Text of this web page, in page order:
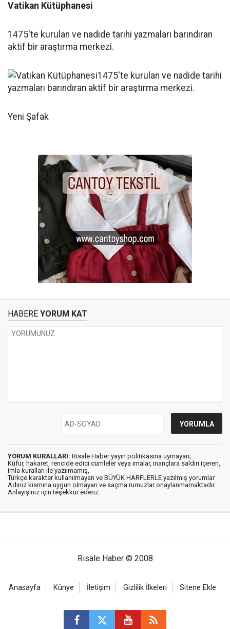
Vatikan Kütüphanesi
1475'te kurulan ve nadide tarihi yazmaları barındıran
aktif bir araştırma merkezi.
Yeni Şafak
HABERE YORUM KAT
YORUM KURALLARI: Risale Haber yayın politikasına uymayan;
Küfür, hakaret, rencide edici cümleler veya imalar, inançlara saldırı içeren,
imla kuralları ile yazılmamış,
Türkçe karakter kullanılmayan ve BÜYÜK HARFLERLE yazılmış yorumlar
Adınız kısmına uygun olmayan ve saçma rumuzlar onaylanmamaktadır.
Anlayışınız için teşekkür ederiz.
Risale Haber © 2008
Anasayfa Künye İletişim Gizlilik İlkeleri Sitene Ekle